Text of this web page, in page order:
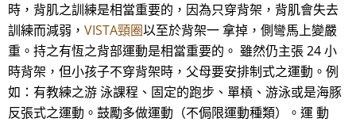
時，背肌之訓練是相當重要的，因為只穿背架，背肌會失去
訓練而減弱， VISTA頸圈以至於背架一 拿掉，側彎馬上變嚴
重。持之有恆之背部運動是相當重要的。 雖然仍主張 24 小
時背架，但小孩子不穿背架時，父母要安排制式之運動。例
如：有教練之游 泳課程、固定的跑步、單槓、游泳或是海豚
反張式之運動。鼓勵多做運動（不侷限運動種類）。運 動